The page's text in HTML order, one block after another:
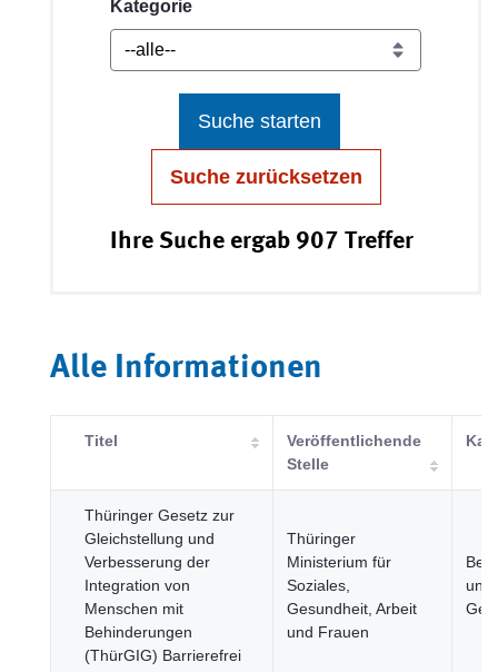
Kategorie
Suche starten
Suche zurücksetzen
Ihre Suche ergab 907 Treffer
Alle Informationen
Titel
Veröffentlichende
Stelle
Thüringer Gesetz zur
Gleichstellung und
Verbesserung der
Integration von
Menschen mit
Behinderungen
(ThürGIG) Barrierefrei
Thüringer
Ministerium für
Soziales,
Gesundheit, Arbeit
und Frauen
und